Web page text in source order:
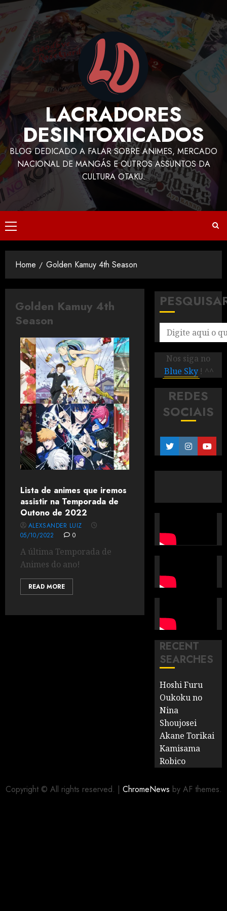
LACRADORES
DESINTOXICADOS
BLOG DEDICADO A FALAR SOBRE ANIMES, MERCADO
NACIONAL DE MANGÁS E OUTROS ASSUNTOS DA
CULTURA OTAKU.
Home Golden Kamuy 4th Season
Golden Kamuy 4th
Season
Lista de animes que iremos
assistir na Temporada de
Outono de 2022
ALEXSANDER LUIZ
05/10/2022
0
A última Temporada de
Animes do ano!
READ MORE
Nos siga no
Blue Sky ! ^^
REDES
SOCIAIS
RECENT
SEARCHES
Hoshi Furu
Oukoku no
Nina
Shoujosei
Akane Torikai
Kamisama
Robico
Copyright © All rights reserved. | ChromeNews by AF themes.